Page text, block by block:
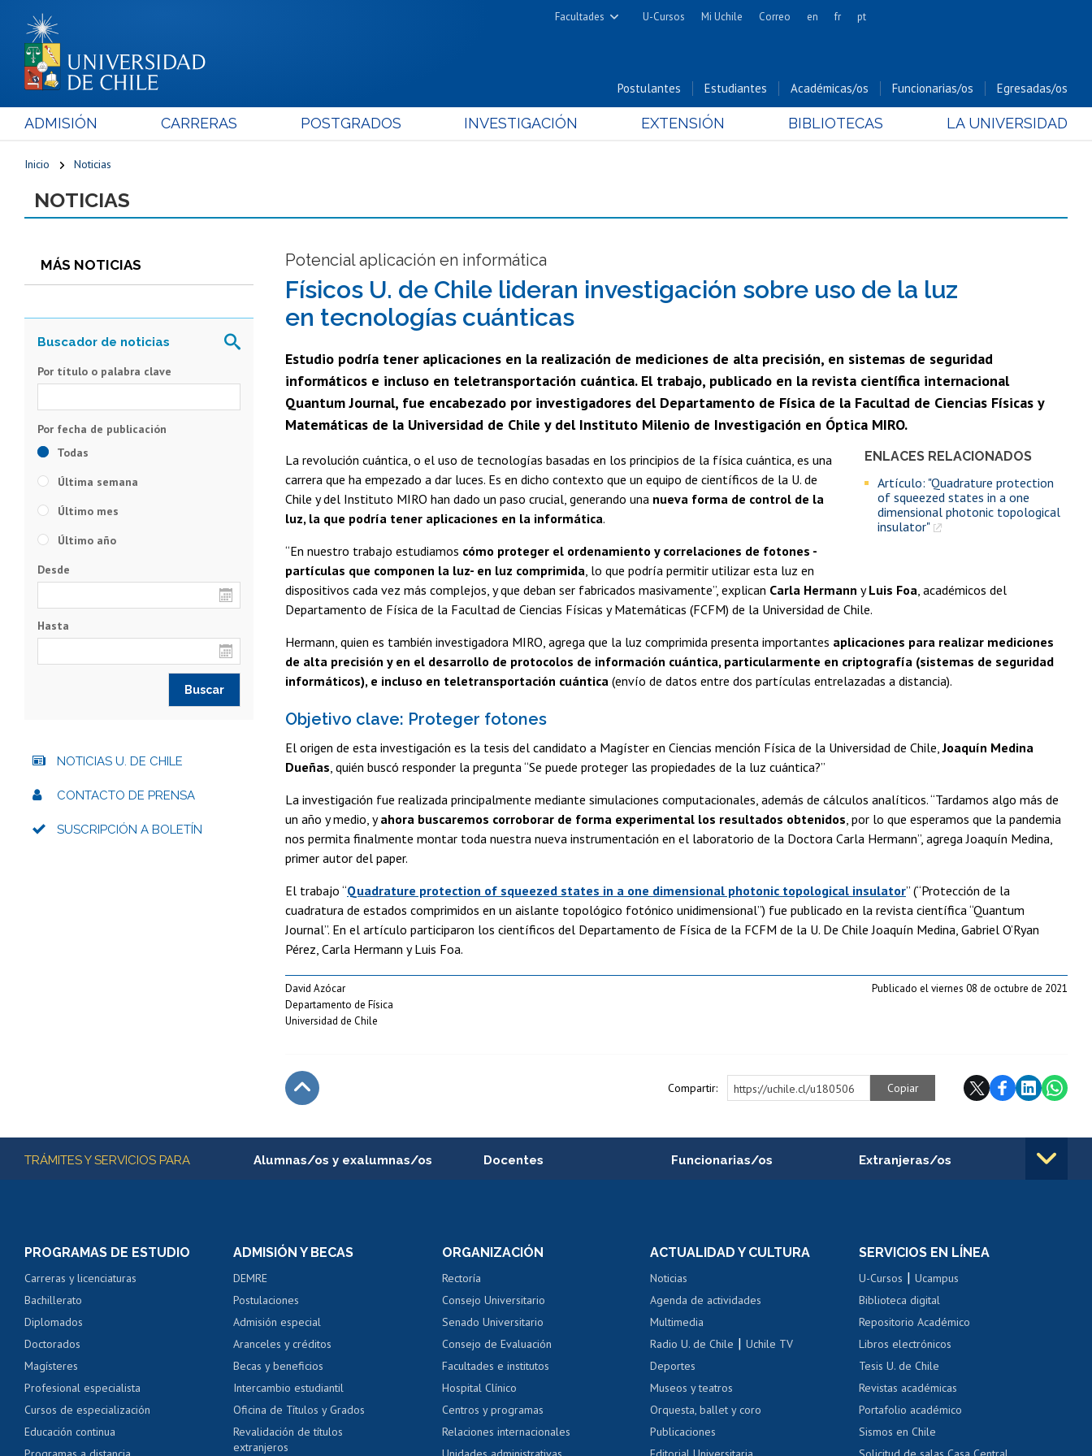
Facultades
Cs. Físicas y Matemáticas
Cs. Forestales y Conservación
Cs. Químicas y Farmacéuticas
Cs. Sociales
Nutrición y Tecnología de
U-Cursos Mi Uchile Correo en fr pt
Postulantes Estudiantes Académicas/os Funcionarias/os Egresadas/os
ADMISIÓN CARRERAS POSTGRADOS INVESTIGACIÓN EXTENSIÓN BIBLIOTECAS LA UNIVERSIDAD
Inicio Noticias
NOTICIAS
MÁS NOTICIAS Potencial aplicación en informática
Físicos U. de Chile lideran investigación sobre uso de la luz
en tecnologías cuánticas
Estudio podría tener aplicaciones en la realización de mediciones de alta precisión, en sistemas de seguridad
informáticos e incluso en teletransportación cuántica. El trabajo, publicado en la revista científica internacional
Quantum Journal, fue encabezado por investigadores del Departamento de Física de la Facultad de Ciencias Físicas y
Matemáticas de la Universidad de Chile y del Instituto Milenio de Investigación en Óptica MIRO.
ENLACES RELACIONADOS
Artículo: "Quadrature protection
of squeezed states in a one
dimensional photonic topological
insulator"
La revolución cuántica, o el uso de tecnologías basadas en los principios de la física cuántica, es una
carrera que ha empezado a dar luces. Es en dicho contexto que un equipo de científicos de la U. de
Chile y del Instituto MIRO han dado un paso crucial, generando una nueva forma de control de la
luz, la que podría tener aplicaciones en la informática.
“En nuestro trabajo estudiamos cómo proteger el ordenamiento y correlaciones de fotones -
partículas que componen la luz- en luz comprimida , lo que podría permitir utilizar esta luz en
dispositivos cada vez más complejos, y que deban ser fabricados masivamente”, explican Carla Hermann yLuis Foa , académicos del
Departamento de Física de la Facultad de Ciencias Físicas y Matemáticas (FCFM) de la Universidad de Chile.
Hermann, quien es también investigadora MIRO, agrega que la luz comprimida presenta importantes aplicaciones para realizar mediciones
de alta precisión y en el desarrollo de protocolos de información cuántica, particularmente en criptografía (sistemas de seguridad
informáticos), e incluso en teletransportación cuántica (envío de datos entre dos partículas entrelazadas a distancia).
Objetivo clave: Proteger fotones
El origen de esta investigación es la tesis del candidato a Magíster en Ciencias mención Física de la Universidad de Chile,Joaquín Medina
Dueñas, quién buscó responder la pregunta “Se puede proteger las propiedades de la luz cuántica?”
La investigación fue realizada principalmente mediante simulaciones computacionales, además de cálculos analíticos. “Tardamos algo más de
un año y medio, yahora buscaremos corroborar de forma experimental los resultados obtenidos, por lo que esperamos que la pandemia
nos permita finalmente montar toda nuestra nueva instrumentación en el laboratorio de la Doctora Carla Hermann”, agrega Joaquín Medina,
primer autor del paper.
El trabajo “Quadrature protection of squeezed states in a one dimensional photonic topological insulator” (“Protección de la
cuadratura de estados comprimidos en un aislante topológico fotónico unidimensional”) fue publicado en la revista científica “Quantum
Journal”. En el artículo participaron los científicos del Departamento de Física de la FCFM de la U. De Chile Joaquín Medina, Gabriel O’Ryan
Pérez, Carla Hermann y Luis Foa.
David Azócar
Departamento de Física
Universidad de Chile
Publicado el viernes 08 de octubre de 2021
Compartir: https://uchile.cl/u180506 Copiar
Por título o palabra clave
Todas
Última semana
Último mes
Último año
Desde
Hasta
NOTICIAS U. DE CHILE
CONTACTO DE PRENSA
SUSCRIPCIÓN A BOLETÍN
Más información
TRÁMITES Y SERVICIOS PARA Alumnas/os y exalumnas/os
Consulta y certificado de notas
Servicio médico y dental
Pago de arancel y crédito alumnos
Pago de arancel y crédito exalumnos
Certificado de títulos y grados
Docentes
Perfeccionamiento
Evaluación docente
Calificación académica
Postulación al AUCAI
Funcionarias/os
Portal de movilidad interna
Certificado de renta
Certificado de renta
Gestión de correo uchile
Extranjeras/os
Movilidad Estudiantil
Cursos de español
Acoso laboral, sexual y violencia
PROGRAMAS DE ESTUDIO
Carreras y licenciaturas
Bachillerato
Diplomados
Doctorados
Magísteres
Profesional especialista
Cursos de especialización
Educación continua
ADMISIÓN Y BECAS
DEMRE
Postulaciones
Admisión especial
Aranceles y créditos
Becas y beneficios
Intercambio estudiantil
Oficina de Títulos y Grados
Revalidación de títulos
extranjeros
ORGANIZACIÓN
Rectoría
Consejo Universitario
Senado Universitario
Consejo de Evaluación
Facultades e institutos
Hospital Clínico
Centros y programas
Relaciones internacionales
ACTUALIDAD Y CULTURA
Noticias
Agenda de actividades
Multimedia
Radio U. de Chile |Uchile TV
Deportes
Museos y teatros
Orquesta, ballet y coro
Publicaciones
SERVICIOS EN LÍNEA
U-Cursos |Ucampus
Biblioteca digital
Repositorio Académico
Libros electrónicos
Tesis U. de Chile
Revistas académicas
Portafolio académico
Sismos en Chile